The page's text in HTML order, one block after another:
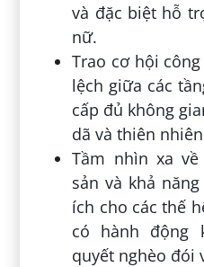
và đặc biệt hỗ
nữ.
Trao cơ hội
lệch giữa các
cấp đủ không
dã và thiên
Tầm nhìn xa
sản và khả
ích cho các thế
có hành động
quyết nghèo đói